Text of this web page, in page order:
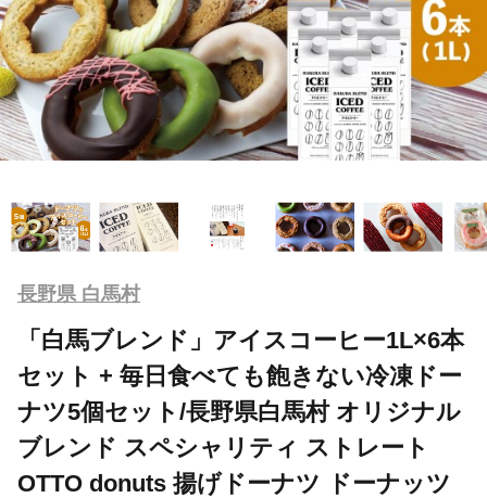
長野県 白馬村
「白馬ブレンド」アイスコーヒー1L×6本
セット + 毎日食べても飽きない冷凍ドー
ナツ5個セット/長野県白馬村 オリジナル
ブレンド スペシャリティ ストレート
OTTO donuts 揚げドーナツ ドーナッツ